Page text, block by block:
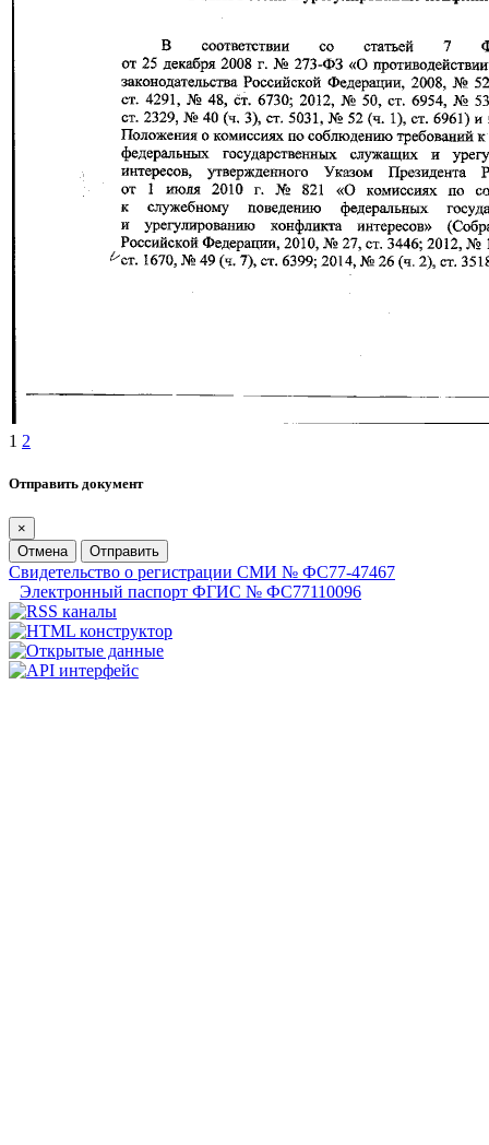
1 2
Отправить документ
×
Отмена
Отправить
Свидетельство о регистрации СМИ № ФС77-47467
Электронный паспорт ФГИС № ФС77110096